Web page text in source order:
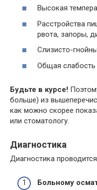
Высокая
Расстройства
рвота, запоры,
Слизисто-
Общая слабость
Будьте в курсе!
больше) из
как можно скорее
или стоматологу.
Диагностика
Диагностика
Больному